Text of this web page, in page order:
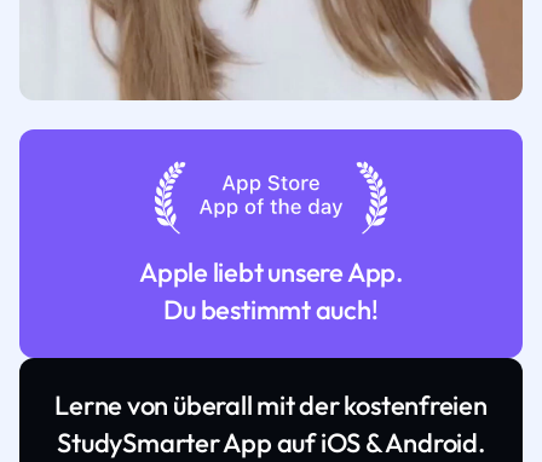
Apple liebt unsere App.
Du bestimmt auch!
Lerne von überall mit der kostenfreien
StudySmarter App auf iOS & Android.